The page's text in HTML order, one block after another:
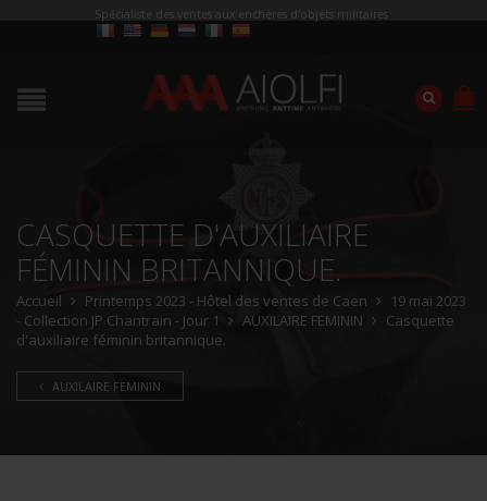
Spécialiste des ventes aux enchères d'objets militaires
CASQUETTE D'AUXILIAIRE
FÉMININ BRITANNIQUE.
Accueil Printemps 2023 - Hôtel des ventes de Caen
19 mai 2023
- Collection JP Chantrain - Jour 1
AUXILAIRE FEMININ
Casquette
d'auxiliaire féminin britannique.
AUXILAIRE FEMININ